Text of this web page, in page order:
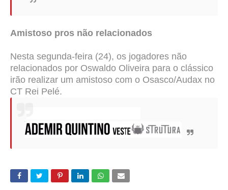
Amistoso pros não relacionados
Nesta segunda-feira (24), os jogadores não
relacionados por Oswaldo Oliveira para o clássico
irão realizar um amistoso com o Osasco/Audax no
CT Rei Pelé.